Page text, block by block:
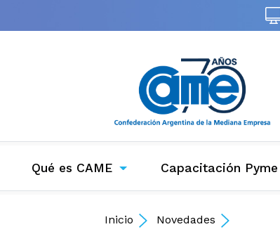
Qué es CAME Capacitación Pyme
Inicio Novedades